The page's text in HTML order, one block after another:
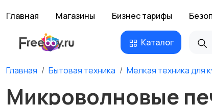
Главная Магазины Бизнес тарифы
Каталог
Главная Бытовая техника Мелкая техника для
Микроволновые